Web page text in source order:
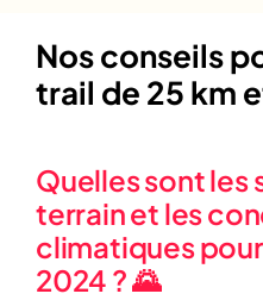
Nos conseils
trail de 25 km
Quelles sont
terrain et les
climatiques
2024 ? 🌄